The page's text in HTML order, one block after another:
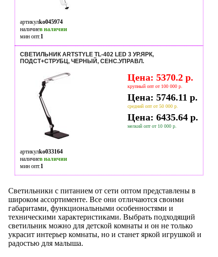
артикулko045974
наличиев наличии
мин опт.1
СВЕТИЛЬНИК ARTSTYLE TL-402 LED 3 УР.ЯРК,
ПОДСТ+СТРУБЦ, ЧЕРНЫЙ, СЕНС.УПРАВЛ.
Цена: 5370.2 р.
крупный опт от 100 000 р.
Цена: 5746.11 р.
средний опт от 50 000 р.
Цена: 6435.64 р.
мелкий опт от 10 000 р.
артикулko033164
наличиев наличии
мин опт.1
Светильники с питанием от сети оптом представлены в
широком ассортименте. Все они отличаются своими
габаритами, функциональными особенностями и
техническими характеристиками. Выбрать подходящий
светильник можно для детской комнаты и он не только
украсит интерьер комнаты, но и станет яркой игрушкой и
радостью для малыша.